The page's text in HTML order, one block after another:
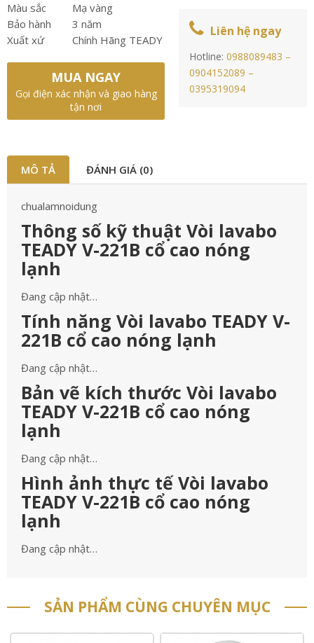
Màu sắc
Mạ vàng
Bảo hành
3 năm
Xuất xứ
Chính Hãng TEADY
MUA NGAY
Gọi điện xác nhận và giao hàng
tận nơi
Liên hệ ngay
Hotline:0988089483 –
0904152089 –
0395319094
MÔ TẢ ĐÁNH GIÁ (0)
chualamnoidung
Thông số kỹ thuật Vòi lavabo
TEADY V-221B cổ cao nóng
lạnh
Đang cập nhật…
Tính năng Vòi lavabo TEADY V-
221B cổ cao nóng lạnh
Đang cập nhật…
Bản vẽ kích thước Vòi lavabo
TEADY V-221B cổ cao nóng
lạnh
Đang cập nhật…
Hình ảnh thực tế Vòi lavabo
TEADY V-221B cổ cao nóng
lạnh
Đang cập nhật…
SẢN PHẨM CÙNG CHUYÊN MỤC